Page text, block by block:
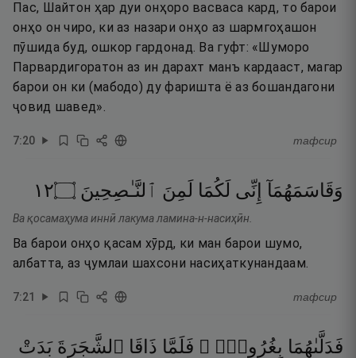
Пас, Шайтон ҳар дуи онҳоро васваса кард, то барои
онҳо он чиро, ки аз назари онҳо аз шармгоҳашон
пӯшида буд, ошкор гардонад. Ва гуфт: «Шуморо
Парвардигоратон аз ин дарахт манъ кардааст, магар
барои он ки (мабодо) ду фаришта ё аз бошандагони
ҷовид шавед».
7:20 тафсир
وَقَاسَمَهُمَآ إِنِّى لَكُمَا لَمِنَ ٱلنَّـٰصِحِينَ ۝٢١
Ва қосамаҳума иннӣ лакума ламина-н-насиҳӣн.
Ва барои онҳо қасам хӯрд, ки ман барои шумо,
албатта, аз ҷумлаи шахсони насиҳаткунандаам.
7:21 тафсир
فَدَلَّىٰهُمَا بِغُرُورٍۢ ۚ فَلَمَّا ذَاقَا ٱلشَّجَرَةَ بَدَتْ